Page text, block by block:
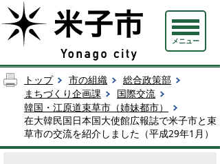
メニュー
トップ 市の組織
総合政策部
まちづくり企画課
国際交流
韓国・江原道束草市（姉妹都市）
在大韓民国日本国大使館広報誌で米子市と束
草市の交流を紹介しました（平成29年1月）